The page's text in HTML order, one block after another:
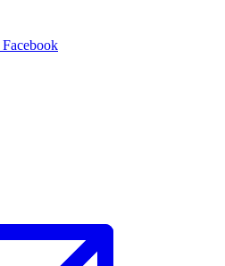
Facebook